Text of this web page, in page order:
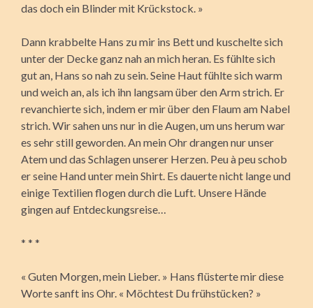
das doch ein Blinder mit Krückstock. »
Dann krabbelte Hans zu mir ins Bett und kuschelte sich
unter der Decke ganz nah an mich heran. Es fühlte sich
gut an, Hans so nah zu sein. Seine Haut fühlte sich warm
und weich an, als ich ihn langsam über den Arm strich. Er
revanchierte sich, indem er mir über den Flaum am Nabel
strich. Wir sahen uns nur in die Augen, um uns herum war
es sehr still geworden. An mein Ohr drangen nur unser
Atem und das Schlagen unserer Herzen. Peu à peu schob
er seine Hand unter mein Shirt. Es dauerte nicht lange und
einige Textilien flogen durch die Luft. Unsere Hände
gingen auf Entdeckungsreise…
* * *
« Guten Morgen, mein Lieber. » Hans flüsterte mir diese
Worte sanft ins Ohr. « Möchtest Du frühstücken? »